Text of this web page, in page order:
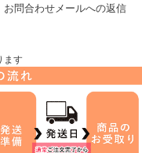
問合わせメールへの返信
ます